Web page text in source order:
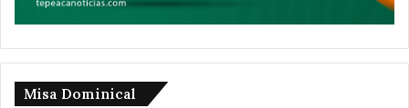
Misa Dominical